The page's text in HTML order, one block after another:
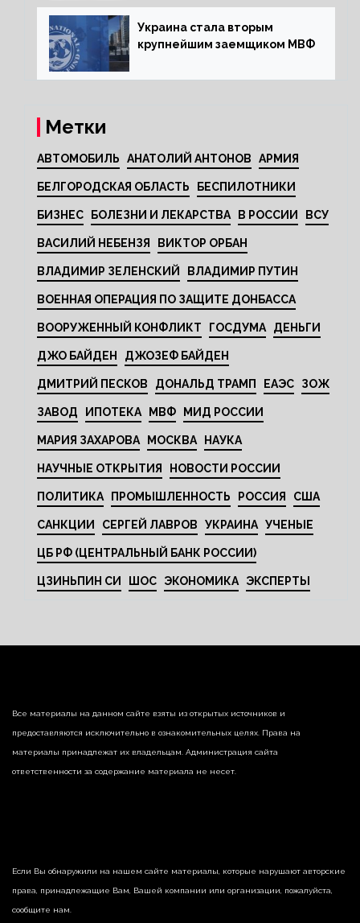
Украина стала вторым
крупнейшим заемщиком МВФ
Метки
АВТОМОБИЛЬ АНАТОЛИЙ АНТОНОВ АРМИЯ
БЕЛГОРОДСКАЯ ОБЛАСТЬ БЕСПИЛОТНИКИ
БИЗНЕС БОЛЕЗНИ И ЛЕКАРСТВА В РОССИИ ВСУ
ВАСИЛИЙ НЕБЕНЗЯ ВИКТОР ОРБАН
ВЛАДИМИР ЗЕЛЕНСКИЙ ВЛАДИМИР ПУТИН
ВОЕННАЯ ОПЕРАЦИЯ ПО ЗАЩИТЕ ДОНБАССА
ВООРУЖЕННЫЙ КОНФЛИКТ ГОСДУМА ДЕНЬГИ
ДЖО БАЙДЕН ДЖОЗЕФ БАЙДЕН
ДМИТРИЙ ПЕСКОВ ДОНАЛЬД ТРАМП ЕАЭС ЗОЖ
ЗАВОД ИПОТЕКА МВФ МИД РОССИИ
МАРИЯ ЗАХАРОВА МОСКВА НАУКА
НАУЧНЫЕ ОТКРЫТИЯ НОВОСТИ РОССИИ
ПОЛИТИКА ПРОМЫШЛЕННОСТЬ РОССИЯ США
САНКЦИИ СЕРГЕЙ ЛАВРОВ УКРАИНА УЧЕНЫЕ
ЦБ РФ (ЦЕНТРАЛЬНЫЙ БАНК РОССИИ)
ЦЗИНЬПИН СИ ШОС ЭКОНОМИКА ЭКСПЕРТЫ
Все материалы на данном сайте взяты из открытых источников и
предоставляются исключительно в ознакомительных целях. Права на
материалы принадлежат их владельцам. Администрация сайта
ответственности за содержание материала не несет.
Если Вы обнаружили на нашем сайте материалы, которые нарушают авторские
права, принадлежащие Вам, Вашей компании или организации, пожалуйста,
сообщите нам.